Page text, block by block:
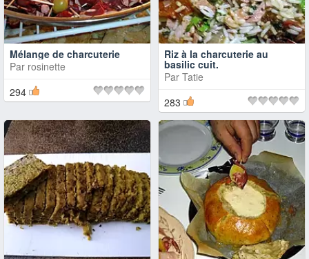
Mélange de charcuterie
Par rosinette
294
Riz à la charcuterie au
basilic cuit.
Par Tatie
283